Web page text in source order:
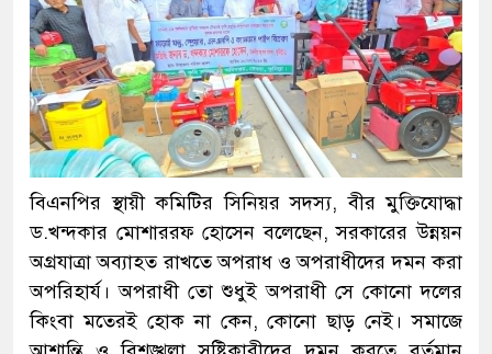
বিএনপির স্থায়ী কমিটির সিনিয়র সদস্য, বীর মুক্তিযোদ্ধা
ড.খন্দকার মোশাররফ হোসেন বলেছেন, সরকারের উন্নয়ন
অগ্রযাত্রা অব্যাহত রাখতে অপরাধ ও অপরাধীদের দমন করা
অপরিহার্য। অপরাধী তো শুধুই অপরাধী সে কোনো দলের
কিংবা মতেরই হোক না কেন, কোনো ছাড় নেই। সমাজে